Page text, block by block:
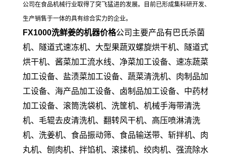
公司在食品机械行业取得了突飞猛进的发展。目前已形成集科研开发、
生产销售于一体的具有综合实力的企业。
FX1000洗鲜姜的机器价格公司主要产品有巴氏杀菌
机、隧道式速冻机、大型果蔬双螺旋烘干机、隧道式
烘干机、酱菜加工流水线、净菜加工设备、速冻蔬菜
加工设备、盐渍菜加工设备、蔬菜清洗机、肉制品加
工设备、海产品加工设备、卤制品加工设备、中药材
加工设备、滚筒洗袋机、洗筐机、机械手海带清洗
机、毛辊去皮清洗机、翻转风干机、高压喷淋清洗
机、洗姜机、食品振动筛、食品输送带、斩拌机、肉
丸机、刨肉机、拌馅机、滚揉机、绞肉机、强流除水